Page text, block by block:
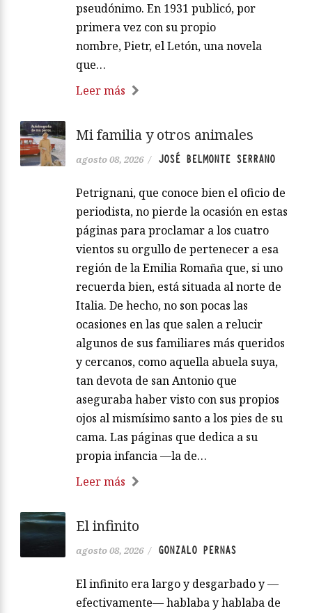
pseudónimo. En 1931 publicó, por
primera vez con su propio
nombre, Pietr, el Letón, una novela
que…
Leer más
Mi familia y otros animales
agosto 08, 2026 / JOSÉ BELMONTE SERRANO
Petrignani, que conoce bien el oficio de
periodista, no pierde la ocasión en estas
páginas para proclamar a los cuatro
vientos su orgullo de pertenecer a esa
región de la Emilia Romaña que, si uno
recuerda bien, está situada al norte de
Italia. De hecho, no son pocas las
ocasiones en las que salen a relucir
algunos de sus familiares más queridos
y cercanos, como aquella abuela suya,
tan devota de san Antonio que
aseguraba haber visto con sus propios
ojos al mismísimo santo a los pies de su
cama. Las páginas que dedica a su
propia infancia —la de…
Leer más
El infinito
agosto 08, 2026 / GONZALO PERNAS
El infinito era largo y desgarbado y —
efectivamente— hablaba y hablaba de